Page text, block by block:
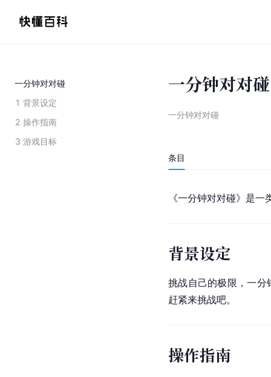
一分钟对对碰
1 背景设定
2 操作指南
3 游戏目标
一分钟对对碰
一分钟对对碰
条目
《一分钟对对碰》是
背景设定
挑战自己的极限，一分
赶紧来挑战吧。
操作指南